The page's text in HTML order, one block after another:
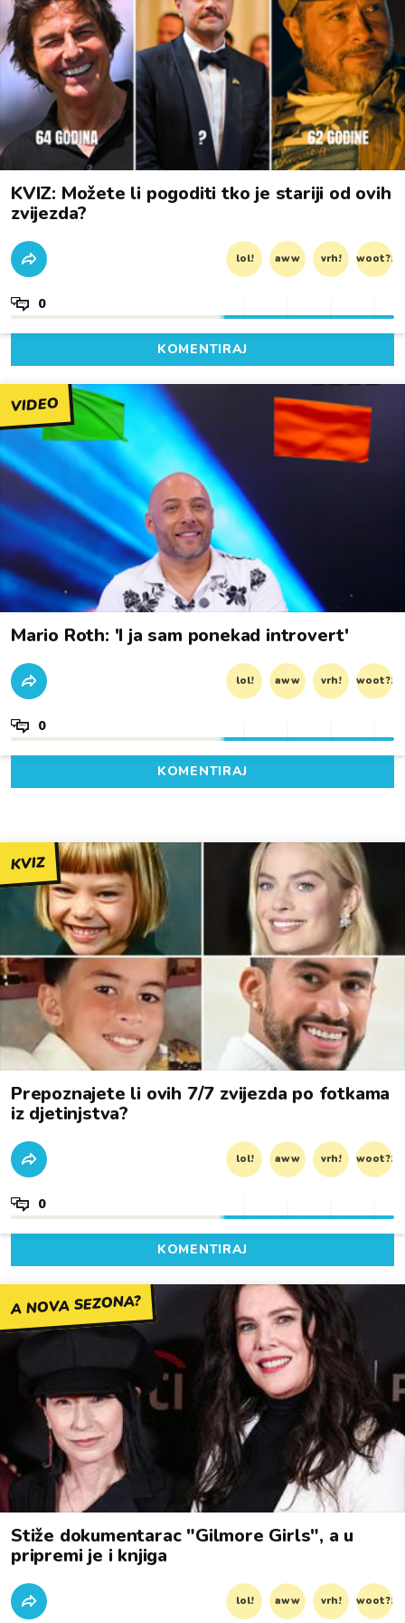
KVIZ: Možete li pogoditi tko je stariji od ovih
zvijezda?
lol! aww vrh! woot?!
0
KOMENTIRAJ
VIDEO
Mario Roth: 'I ja sam ponekad introvert'
lol! aww vrh! woot?!
0
KOMENTIRAJ
KVIZ
Prepoznajete li ovih 7/7 zvijezda po fotkama
iz djetinjstva?
lol! aww vrh! woot?!
0
KOMENTIRAJ
A NOVA SEZONA?
Stiže dokumentarac "Gilmore Girls", a u
pripremi je i knjiga
lol! aww vrh! woot?!